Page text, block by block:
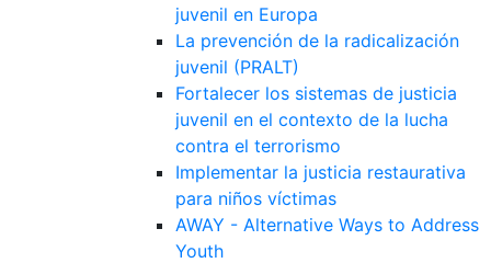
juvenil en Europa
La prevención de la radicalización
juvenil (PRALT)
Fortalecer los sistemas de justicia
juvenil en el contexto de la lucha
contra el terrorismo
Implementar la justicia restaurativa
para niños víctimas
AWAY - Alternative Ways to Address
Youth